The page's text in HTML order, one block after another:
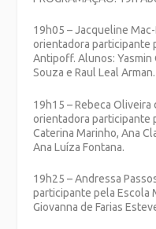
19h05 – Jacqueline
orientadora participante
Antipoff. Alunos: Yasmin
Souza e Raul Leal Arman.
19h15 – Rebeca Oliveira
orientadora participante
Caterina Marinho, Ana
Ana Luíza Fontana.
19h25 – Andressa
participante pela Escola
Giovanna de Farias